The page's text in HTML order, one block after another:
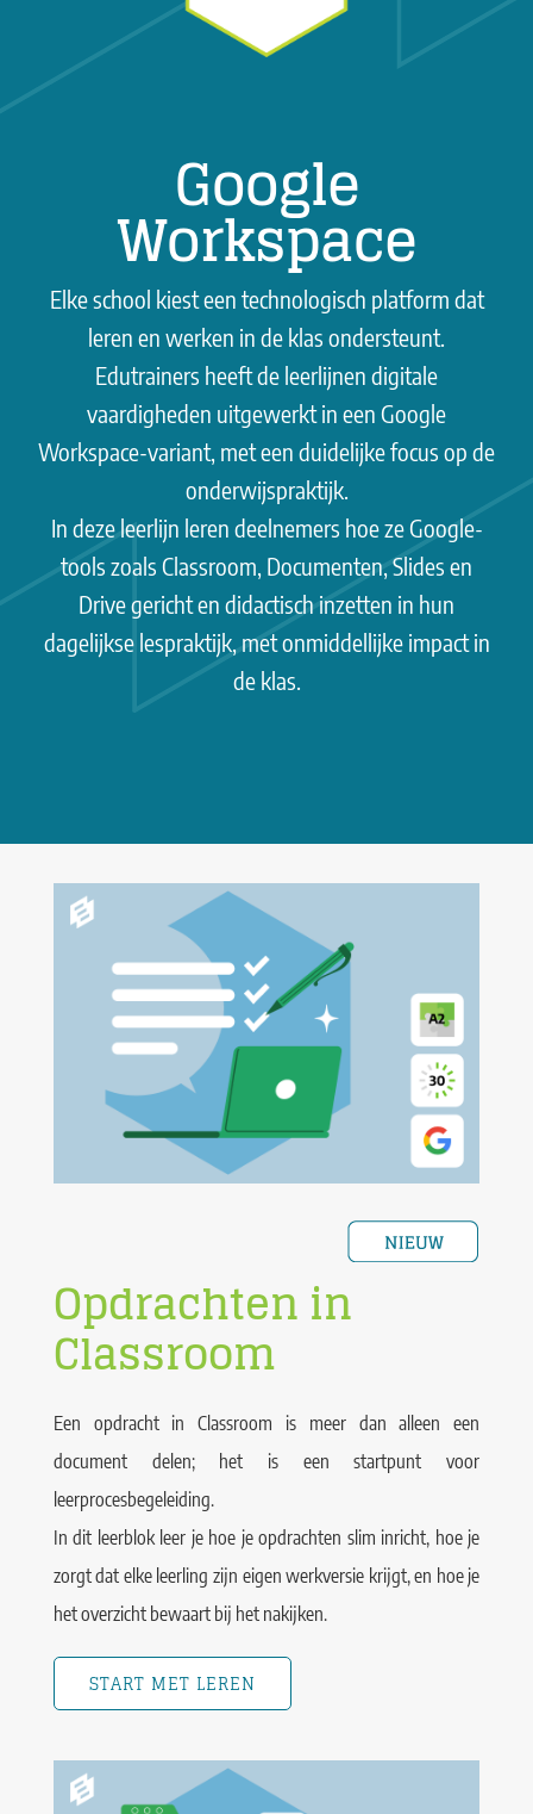
Google
Workspace
Elke school kiest een technologisch platform dat
leren en werken in de klas ondersteunt.
Edutrainers heeft de leerlijnen digitale
vaardigheden uitgewerkt in een Google
Workspace-variant, met een duidelijke focus op de
onderwijspraktijk.
In deze leerlijn leren deelnemers hoe ze Google-
tools zoals Classroom, Documenten, Slides en
Drive gericht en didactisch inzetten in hun
dagelijkse lespraktijk, met onmiddellijke impact in
de klas.
Opdrachten in
Classroom
Een opdracht in Classroom is meer dan alleen een
document delen; het is een startpunt voor
leerprocesbegeleiding.
In dit leerblok leer je hoe je opdrachten slim inricht, hoe je
zorgt dat elke leerling zijn eigen werkversie krijgt, en hoe je
het overzicht bewaart bij het nakijken.
START MET LEREN